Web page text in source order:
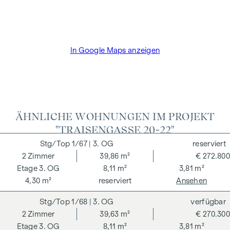
In Google Maps anzeigen
ÄHNLICHE WOHNUNGEN IM PROJEKT
"TRAISENGASSE 20-22"
1/67 | 3. OG
3. OG
2 Zimmer
39,86 m²
8,11 m²
3,81 m²
4,30 m²
€ 272.800
reserviert
reserviert
Ansehen
1/68 | 3. OG
3. OG
2 Zimmer
39,63 m²
8,11 m²
3,81 m²
€ 270.300
verfügbar